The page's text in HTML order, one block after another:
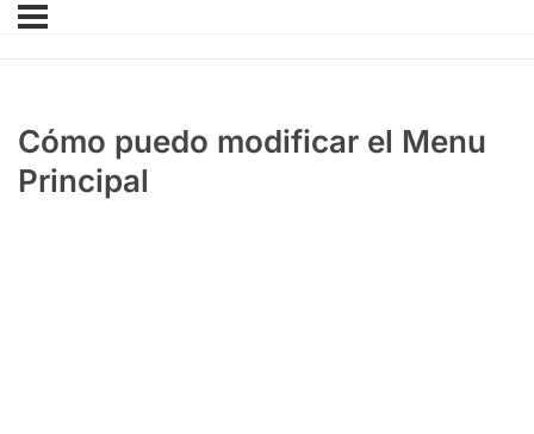
Cómo puedo modificar el Menu
Principal